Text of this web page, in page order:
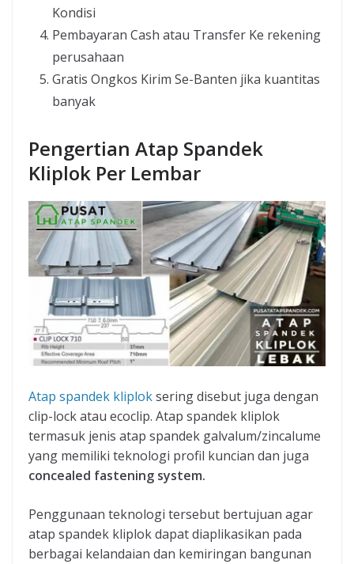
Kondisi
Pembayaran Cash atau Transfer Ke rekening
perusahaan
Gratis Ongkos Kirim Se-Banten jika kuantitas
banyak
Pengertian Atap Spandek
Kliplok Per Lembar
Atap spandek kliploksering disebut juga dengan
clip-lock atau ecoclip. Atap spandek kliplok
termasuk jenis atap spandek galvalum/zincalume
yang memiliki teknologi profil kuncian dan juga
concealed fastening system.
Penggunaan teknologi tersebut bertujuan agar
atap spandek kliplok dapat diaplikasikan pada
berbagai kelandaian dan kemiringan bangunan